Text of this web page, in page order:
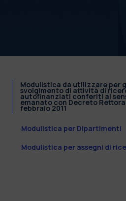
Modulistica da utilizzare per
svolgimento di attività di
autofinanziati conferiti ai
emanato con Decreto
febbraio 2011
Modulistica per Dipartimenti
Modulistica per assegni di